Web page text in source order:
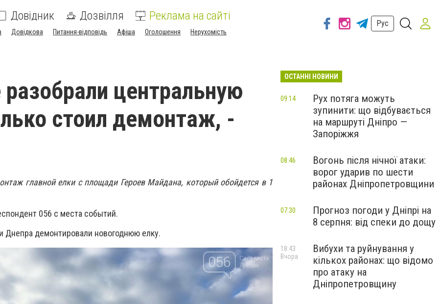
Довідник Дозвілля Реклама на сайті
Довідкова Питання-відповідь Афіша Оголошення Нерухомість
Рус
центральную
стоил демонтаж, -
главной елки с площади Героев Майдана, который обойдется в 1
056 с места событий.
Днепра демонтировали новогоднюю елку.
ОСТАННІ НОВИНИ
Рух потяга можуть
зупинити: що відбувається
на маршруті Дніпро —
Запоріжжя
09:14
Вогонь після нічної атаки:
ворог ударив по шести
районах Дніпропетровщини
08:46
Прогноз погоди у Дніпрі на
8 серпня: від спеки до дощу
07:30
Вибухи та руйнування у
кількох районах: що відомо
про атаку на
Дніпропетровщину
18:43
Вчора